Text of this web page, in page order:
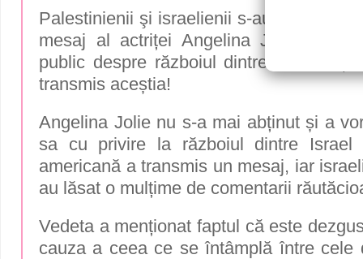
Palestinienii şi israelienii s-au arătat
mesaj al actriței Angelina Jolie.
public despre războiul dintre Hamas și
transmis aceștia!
Angelina Jolie nu s-a mai abținut și a
sa cu privire la războiul dintre Israel
americană a transmis un mesaj, iar
au lăsat o mulțime de comentarii
Vedeta a menționat faptul că este
cauza a ceea ce se întâmplă între cele